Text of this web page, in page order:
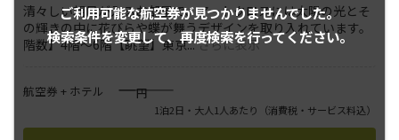
ご利用可能な航空券が見つかりませんでした。
検索条件を変更して、再度検索を行ってください。
清々しい朝日が入るお部屋で、アートクロスには太陽の光とそ
の輝きの中に花びらや蝶が舞うデザインを取り入れています。
階数】4階～6階【眺望】東京...さらに表示
航空券 + ホテル ――――円
1泊2日・大人1人あたり （消費税・サービス料込）